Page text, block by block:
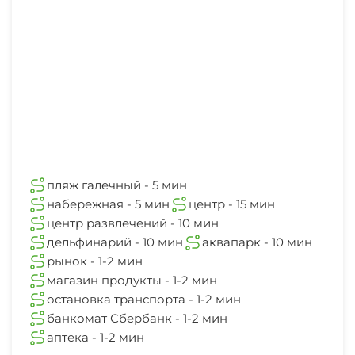
пляж галечный - 5 мин
набережная - 5 мин
центр - 15 мин
центр развлечений - 10 мин
дельфинарий - 10 мин
аквапарк - 10 мин
рынок - 1-2 мин
магазин продукты - 1-2 мин
остановка транспорта - 1-2 мин
банкомат Сбербанк - 1-2 мин
аптека - 1-2 мин